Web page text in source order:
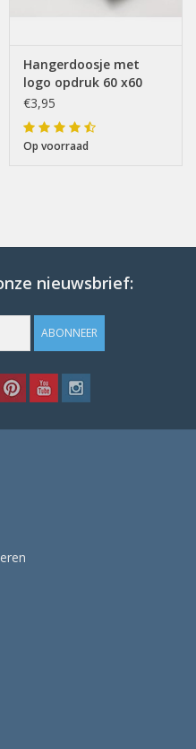
Hangerdoosje met
logo opdruk 60 x60
mm
€3,95
Op voorraad
nieuwsbrief:
ABONNEER